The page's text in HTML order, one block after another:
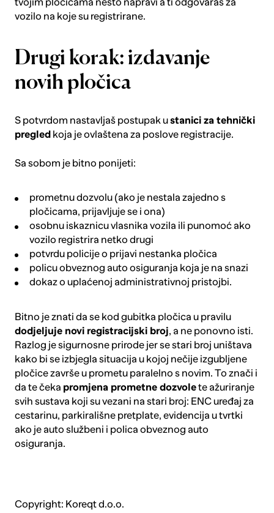
vozilo na koje su registrirane.
Drugi korak: izdavanje
novih pločica
S potvrdom nastavljaš postupak ustanici za tehnički
pregledkoja je ovlaštena za poslove registracije.
Sa sobom je bitno ponijeti:
prometnu dozvolu (ako je nestala zajedno s
pločicama, prijavljuje se i ona)
osobnu iskaznicu vlasnika vozila ili punomoć ako
vozilo registrira netko drugi
potvrdu policije o prijavi nestanka pločica
policu obveznog auto osiguranja koja je na snazi
dokaz o uplaćenoj administrativnoj pristojbi.
Bitno je znati da se kod gubitka pločica u pravilu
dodjeljuje novi registracijski broj, a ne ponovno isti.
Razlog je sigurnosne prirode jer se stari broj uništava
kako bi se izbjegla situacija u kojoj nečije izgubljene
pločice završe u prometu paralelno s novim. To znači i
da te čeka promjena prometne dozvolete ažuriranje
svih sustava koji su vezani na stari broj: ENC uređaj za
cestarinu, parkirališne pretplate, evidencija u tvrtki
ako je auto službeni i polica obveznog auto
osiguranja.
Copyright: Koreqt d.o.o.